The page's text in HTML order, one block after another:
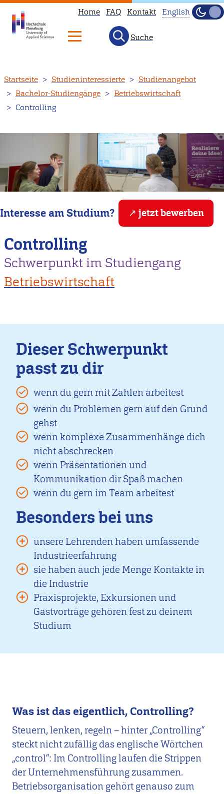
zum
Inhalt
Scroll
Indicator
Home FAQ Kontakt
not
available
Head
to
our
English
main
page
instead.
English
Hell
Suche
Startseite Studieninteressierte
Studienangebot
Bachelor-Studiengänge
Betriebswirtschaft
Controlling
Interesse am Studium? jetzt bewerben
Controlling
Schwerpunkt im Studiengang
Betriebswirtschaft
Dieser Schwerpunkt
passt zu dir
wenn du gern mit Zahlen arbeitest
wenn du Problemen gern auf den Grund
gehst
wenn komplexe Zusammenhänge dich
nicht abschrecken
wenn Präsentationen und
Kommunikation dir Spaß machen
wenn du gern im Team arbeitest
Besonders bei uns
unsere Lehrenden haben umfassende
Industrieerfahrung
sie haben auch jede Menge Kontakte in
die Industrie
Praxisprojekte, Exkursionen und
Gastvorträge gehören fest zu deinem
Studium
Was ist das eigentlich, Controlling?
Steuern, lenken, regeln – hinter „Controlling“
steckt nicht zufällig das englische Wörtchen
„control“: Im Controlling laufen die Strippen
der Unternehmensführung zusammen.
Betriebsorganisation gehört genauso zum